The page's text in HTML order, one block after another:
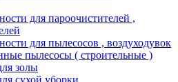
для пароочистителей ,
для пылесосов , воздуходувок
пылесосы ( строительные )
золы
сухой уборки